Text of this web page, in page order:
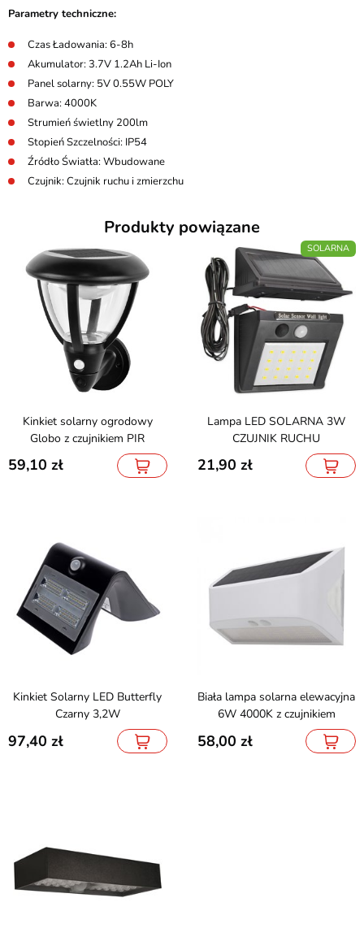
Parametry techniczne:
Czas Ładowania: 6-8h
Akumulator: 3.7V 1.2Ah Li-Ion
Panel solarny: 5V 0.55W POLY
Barwa: 4000K
Strumień świetlny 200lm
Stopień Szczelności: IP54
Źródło Światła: Wbudowane
Czujnik: Czujnik ruchu i zmierzchu
Produkty powiązane
Kinkiet solarny ogrodowy
Globo z czujnikiem PIR
59,10
SOLARNA
Lampa LED SOLARNA 3W
CZUJNIK RUCHU
21,90
Kinkiet Solarny LED Butterfly
Czarny 3,2W
97,40
Biała lampa solarna elewacyjna
6W 4000K z czujnikiem
58,00